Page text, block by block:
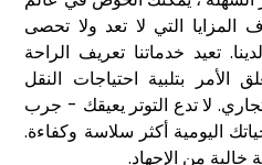
المزايا التي لا تعد ولا تحصى
تعيد خدماتنا تعريف الراحة
الأمر بتلبية احتياجات النقل
لا تدع التوتر يعيقك - جرب
اليومية أكثر سلاسة وكفاءة.
من الإجهاد.